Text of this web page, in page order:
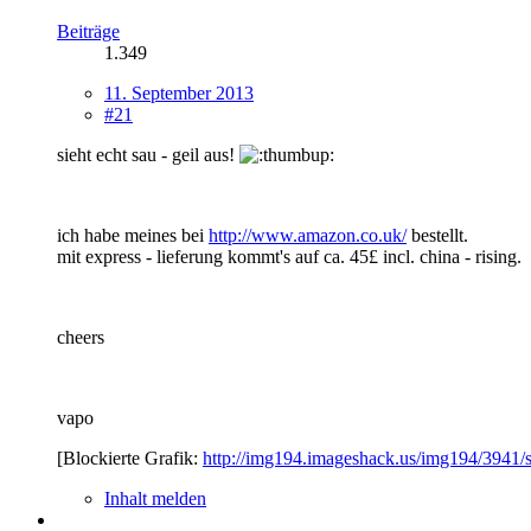
Beiträge
1.349
11. September 2013
#21
sieht echt sau - geil aus!
ich habe meines bei http://www.amazon.co.uk/bestellt.
mit express - lieferung kommt's auf ca. 45£ incl. china - rising.
cheers
vapo
[Blockierte Grafik: http://img194.imageshack.us/img194/3941/
Inhalt melden